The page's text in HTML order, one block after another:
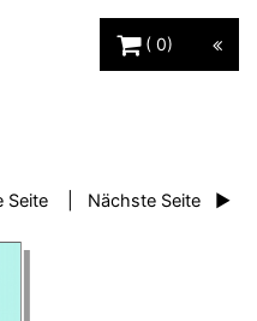
0
Seite Nächste Seite